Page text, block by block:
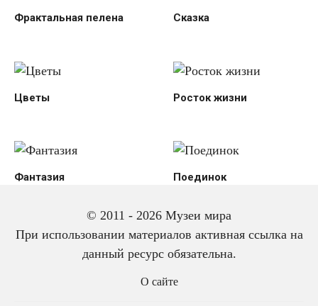
Фрактальная пелена Сказка
Цветы Росток жизни
Фантазия Поединок
© 2011 - 2026 Музеи мира
При использовании материалов активная ссылка на
данный ресурс обязательна.
О сайте